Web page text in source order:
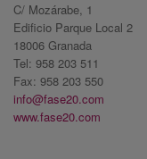
C/ Mozárabe, 1
Edificio Parque Local 2
18006 Granada
Tel: 958 203 511
Fax: 958 203 550
info@fase20.com
www.fase20.com